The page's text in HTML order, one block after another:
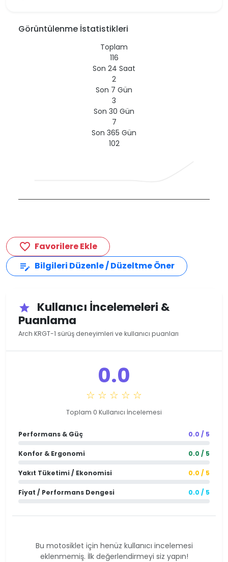
Görüntülenme İstatistikleri
Toplam
116
Son 24 Saat
2
Son 7 Gün
3
Son 30 Gün
7
Son 365 Gün
102
favorite_border Favorilere Ekle
edit_note Bilgileri Düzenle / Düzeltme Öner
star
Kullanıcı İncelemeleri &
Puanlama
Arch KRGT-1 sürüş deneyimleri ve kullanıcı puanları
0.0
☆ ☆ ☆ ☆ ☆
Toplam 0 Kullanıcı İncelemesi
Performans & Güç 0.0 / 5
Konfor & Ergonomi 0.0 / 5
Yakıt Tüketimi / Ekonomisi 0.0 / 5
Fiyat / Performans Dengesi 0.0 / 5
Bu motosiklet için henüz kullanıcı incelemesi
eklenmemiş. İlk değerlendirmeyi siz yapın!